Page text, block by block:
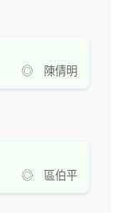
◎ 陳倩明
◎ 區伯平